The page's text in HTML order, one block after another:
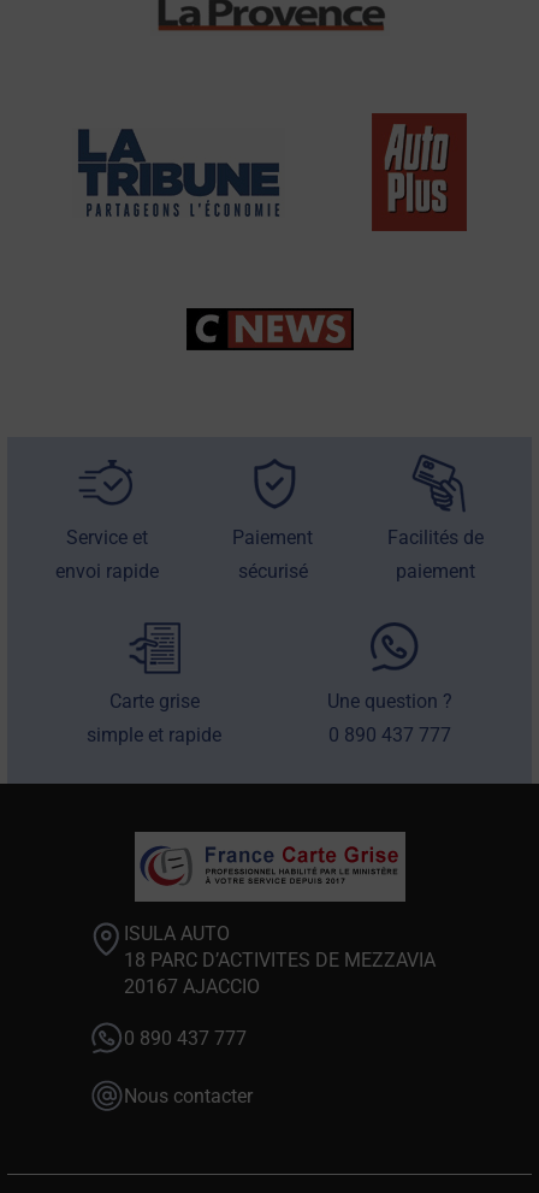
Service et
envoi rapide
Paiement
sécurisé
Facilités de
paiement
Carte grise
simple et rapide
Une question ?
0 890 437 777
ISULA AUTO
18 PARC D’ACTIVITES DE MEZZAVIA
20167 AJACCIO
0 890 437 777
Nous contacter